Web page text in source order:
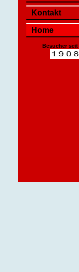
Kontakt
Home
Besucher seit